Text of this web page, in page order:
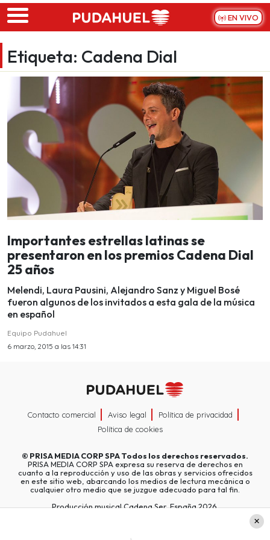
Skip to main content
EN VIVO
Etiqueta: Cadena Dial
Importantes estrellas latinas se
presentaron en los premios Cadena Dial
25 años
Melendi, Laura Pausini, Alejandro Sanz y Miguel Bosé
fueron algunos de los invitados a esta gala de la música
en español
Equipo Pudahuel
6 marzo, 2015 a las 14:31
Contacto comercial Aviso legal
Política de privacidad
Política de cookies
© PRISA MEDIA CORP SPATodos los derechos reservados.
PRISA MEDIA CORP SPA expresa su reserva de derechos en
cuanto a la reproducción y uso de las obras y servicios ofrecidos
en este sitio web, abarcando los medios de lectura mecánica o
cualquier otro medio que se juzgue adecuado para tal fin.
Producción musical Cadena Ser, España 2026.